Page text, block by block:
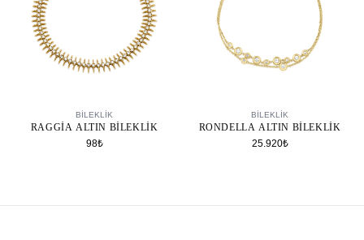
BILEKLIK
RAGGIA ALTIN BILEKLIK
98₺
BILEKLIK
RONDELLA ALTIN BILEKLIK
25.920₺